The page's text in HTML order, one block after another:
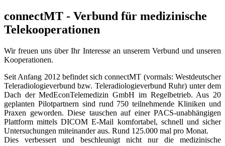
connectMT - Verbund für medizinische
Telekooperationen
Wir freuen uns über Ihr Interesse an unserem Verbund und unseren
Kooperationen.
Seit Anfang 2012 befindet sich connectMT (vormals: Westdeutscher
Teleradiologieverbund bzw. Teleradiologieverbund Ruhr) unter dem
Dach der MedEconTelemedizin GmbH im Regelbetrieb. Aus 20
geplanten Pilotpartnern sind rund 750 teilnehmende Kliniken und
Praxen geworden. Diese tauschen auf einer PACS-unabhängigen
Plattform mittels DICOM E-Mail komfortabel, schnell und sicher
Untersuchungen miteinander aus. Rund 125.000 mal pro Monat.
Dies verbessert und beschleunigt nicht nur die medizinische